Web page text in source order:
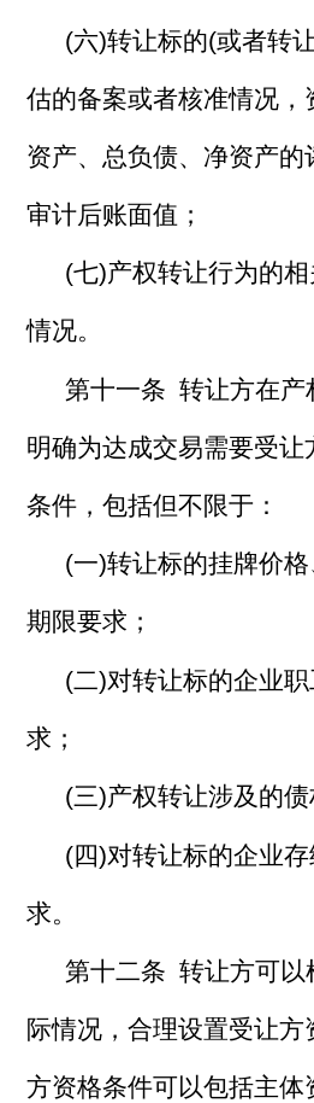
(六)转让标的(或者转
估的备案或者核准情况，
资产、总负债、净资产的
审计后账面值；
(七)产权转让行为的
情况。
第十一条 转让方在产
明确为达成交易需要受让
条件，包括但不限于：
(一)转让标的挂牌价
期限要求；
(二)对转让标的企业
求；
(三)产权转让涉及的债
(四)对转让标的企业
求。
第十二条 转让方可以
际情况，合理设置受让
方资格条件可以包括主体